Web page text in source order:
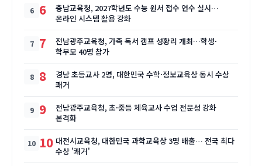
6
충남교육청, 2027학년도 수능 원서 접수 연수 실시…
온라인 시스템 활용 강화
7
전남광주교육청, 가족 독서 캠프 성황리 개최…학생·
학부모 40명 참가
8
경남 초등교사 2명, 대한민국 수학·정보교육상 동시 수상
쾌거
9
전남광주교육청, 초·중등 체육교사 수업 전문성 강화
본격화
10 대전시교육청, 대한민국 과학교육상 3명 배출… 전국 최다
수상 '쾌거'